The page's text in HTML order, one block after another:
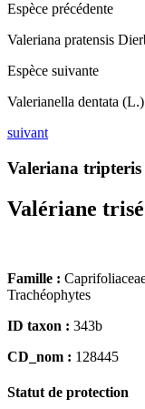
Espèce précédente
Valeriana pratensis
Espèce suivante
Valerianella dentata
suivant
Valeriana tripteris
Valériane
Famille :
Trachéophytes
ID taxon : 343b
CD_nom : 128445
Statut de protection